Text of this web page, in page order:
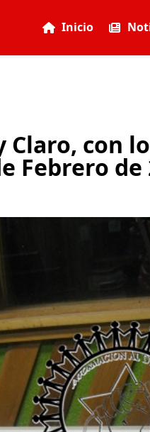
Inicio
Claro, con
Febrero de